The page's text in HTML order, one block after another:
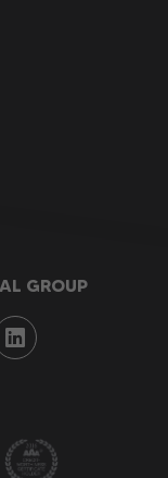
GROUP